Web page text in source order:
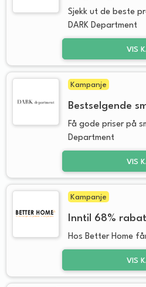
Sjekk ut de beste
DARK Department
VIS
Kampanje
Bestselgende
Få gode priser på
Department
VIS
Kampanje
Inntil 68%
Hos Better Home
VIS